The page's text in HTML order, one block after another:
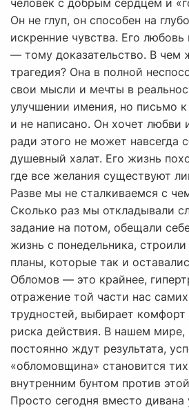
человек с добрым сердцем и
Он не глуп, он способен на
искренние чувства. Его
— тому доказательство. В чем
трагедия? Она в полной
свои мысли и мечты в
улучшении имения, но письмо
и не написано. Он хочет любви
ради этого не может навсегда
душевный халат. Его жизнь
где все желания существуют
Разве мы не сталкиваемся с
Сколько раз мы откладывали
задание на потом, обещали
жизнь с понедельника,
планы, которые так и
Обломов — это крайнее,
отражение той части нас
трудностей, выбирает
риска действия. В нашем мире,
постоянно ждут результата,
«обломовщина» становится
внутренним бунтом против
Просто сегодня вместо дивана